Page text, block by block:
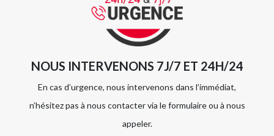
NOUS INTERVENONS 7J/7 ET 24H/24
En cas d’urgence, nous intervenons dans l’immédiat,
n’hésitez pas à nous contacter via le formulaire ou à nous
appeler.